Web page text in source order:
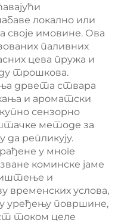
локално или
своје имовине. Ова
паливних
цева пружа и
трошкова.
дрвета ствара
и ароматски
сензорно
методе за
да репликују.
у многе
коминске јаме
и
временских услова,
уређењу површине,
током целе